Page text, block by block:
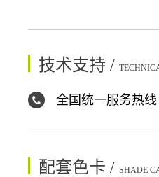
技术支持 /
全国统一服务热线
配套色卡 / SHADE